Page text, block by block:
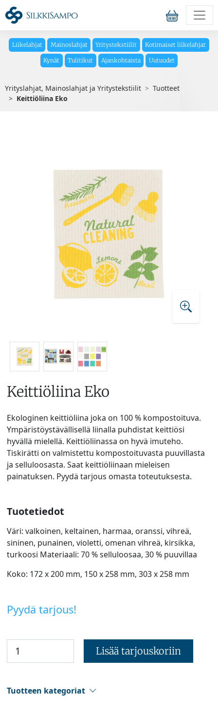
Liikelahjat Mainoslahjat Yritystekstiilit Kotimaiset liikelahjat
Kynät Tulitikut Ajankohtaista Uutuudet
Yrityslahjat, Mainoslahjat ja Yritystekstiilit
Tuotteet
Keittiöliina Eko
Keittiöliina Eko
Ekologinen keittiöliina joka on 100 % kompostoituva.
Ympäristöystävällisellä liinalla puhdistat keittiösi
hyvällä mielellä. Keittiöliinassa on hyvä imuteho.
Tiskirätti on valmistettu kompostoituvasta puuvillasta
ja selluloosasta. Saat keittiöliinaan mieleisen
painatuksen. Pyydä tarjous omasta toteutuksesta.
Tuotetiedot
Väri: valkoinen, keltainen, harmaa, oranssi, vihreä,
sininen, punainen, violetti, omenan vihreä, kirsikka,
turkoosi Materiaali: 70 % selluloosaa, 30 % puuvillaa
Koko: 172 x 200 mm, 150 x 258 mm, 303 x 258 mm
Pyydä tarjous!
Lisää tarjouskoriin
Tuotteen kategoriat